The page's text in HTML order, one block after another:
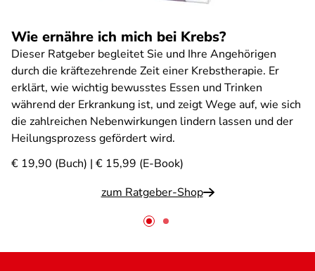
Wie ernähre ich mich bei Krebs?
Dieser Ratgeber begleitet Sie und Ihre Angehörigen
durch die kräftezehrende Zeit einer Krebstherapie. Er
erklärt, wie wichtig bewusstes Essen und Trinken
während der Erkrankung ist, und zeigt Wege auf, wie sich
die zahlreichen Nebenwirkungen lindern lassen und der
Heilungsprozess gefördert wird.
€ 19,90 (Buch) | € 15,99 (E-Book)
zum Ratgeber-Shop